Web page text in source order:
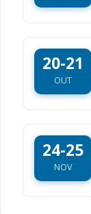
20-21
OUT
24-25
NOV